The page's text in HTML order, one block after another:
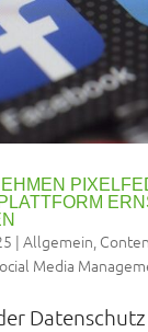
| Allgemein,
Media